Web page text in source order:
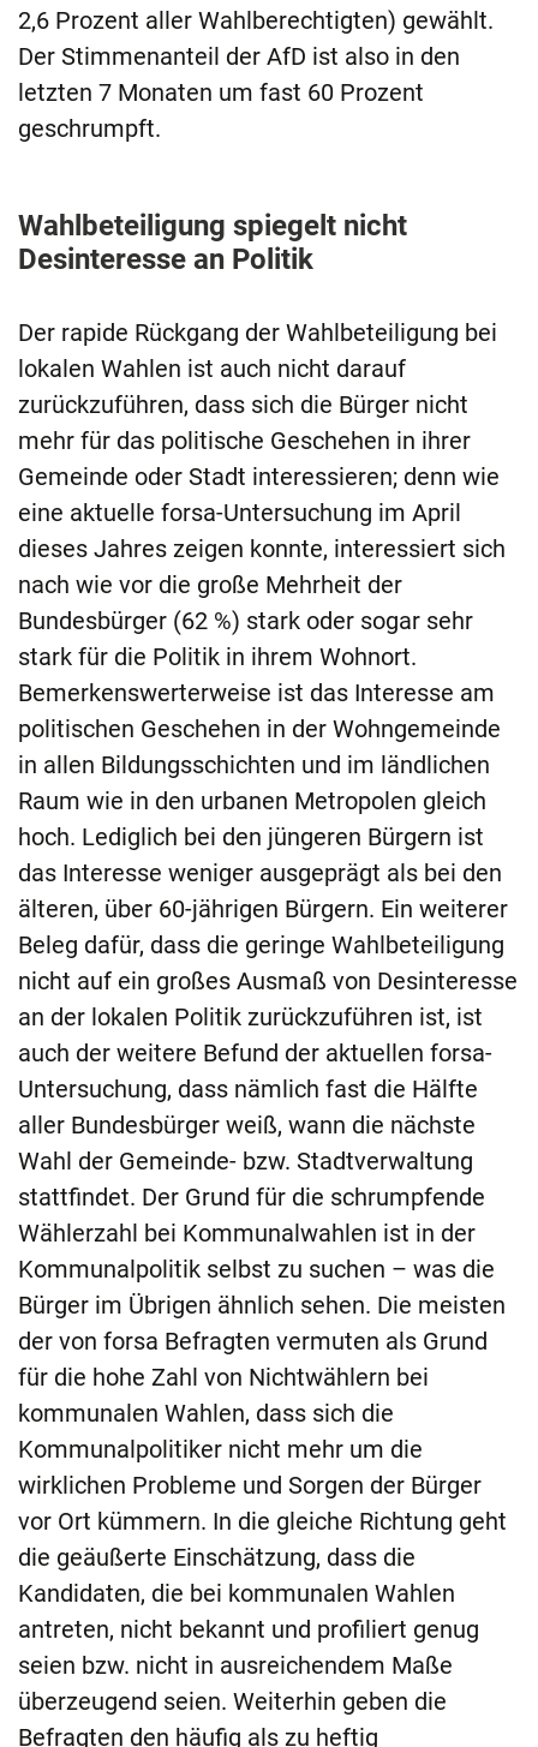
2,6 Prozent aller Wahlberechtigten) gewählt.
Der Stimmenanteil der AfD ist also in den
letzten 7 Monaten um fast 60 Prozent
geschrumpft.
Wahlbeteiligung spiegelt nicht
Desinteresse an Politik
Der rapide Rückgang der Wahlbeteiligung bei
lokalen Wahlen ist auch nicht darauf
zurückzuführen, dass sich die Bürger nicht
mehr für das politische Geschehen in ihrer
Gemeinde oder Stadt interessieren; denn wie
eine aktuelle forsa-Untersuchung im April
dieses Jahres zeigen konnte, interessiert sich
nach wie vor die große Mehrheit der
Bundesbürger (62 %) stark oder sogar sehr
stark für die Politik in ihrem Wohnort.
Bemerkenswerterweise ist das Interesse am
politischen Geschehen in der Wohngemeinde
in allen Bildungsschichten und im ländlichen
Raum wie in den urbanen Metropolen gleich
hoch. Lediglich bei den jüngeren Bürgern ist
das Interesse weniger ausgeprägt als bei den
älteren, über 60-jährigen Bürgern. Ein weiterer
Beleg dafür, dass die geringe Wahlbeteiligung
nicht auf ein großes Ausmaß von Desinteresse
an der lokalen Politik zurückzuführen ist, ist
auch der weitere Befund der aktuellen forsa-
Untersuchung, dass nämlich fast die Hälfte
aller Bundesbürger weiß, wann die nächste
Wahl der Gemeinde- bzw. Stadtverwaltung
stattfindet. Der Grund für die schrumpfende
Wählerzahl bei Kommunalwahlen ist in der
Kommunalpolitik selbst zu suchen – was die
Bürger im Übrigen ähnlich sehen. Die meisten
der von forsa Befragten vermuten als Grund
für die hohe Zahl von Nichtwählern bei
kommunalen Wahlen, dass sich die
Kommunalpolitiker nicht mehr um die
wirklichen Probleme und Sorgen der Bürger
vor Ort kümmern. In die gleiche Richtung geht
die geäußerte Einschätzung, dass die
Kandidaten, die bei kommunalen Wahlen
antreten, nicht bekannt und profiliert genug
seien bzw. nicht in ausreichendem Maße
überzeugend seien. Weiterhin geben die
Befragten den häufig als zu heftig